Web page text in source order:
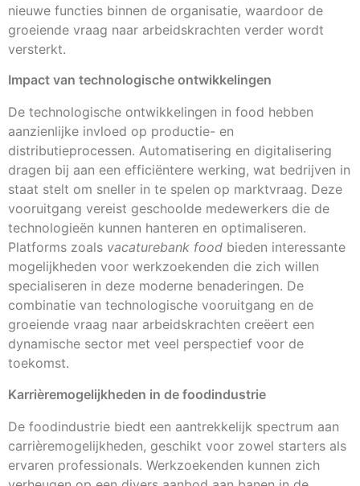
nieuwe functies binnen de organisatie, waardoor de
groeiende vraag naar arbeidskrachten verder wordt
versterkt.
Impact van technologische ontwikkelingen
De technologische ontwikkelingen in food hebben
aanzienlijke invloed op productie- en
distributieprocessen. Automatisering en digitalisering
dragen bij aan een efficiëntere werking, wat bedrijven in
staat stelt om sneller in te spelen op marktvraag. Deze
vooruitgang vereist geschoolde medewerkers die de
technologieën kunnen hanteren en optimaliseren.
Platforms zoals vacaturebank food bieden interessante
mogelijkheden voor werkzoekenden die zich willen
specialiseren in deze moderne benaderingen. De
combinatie van technologische vooruitgang en de
groeiende vraag naar arbeidskrachten creëert een
dynamische sector met veel perspectief voor de
toekomst.
Karrièremogelijkheden in de foodindustrie
De foodindustrie biedt een aantrekkelijk spectrum aan
carrièremogelijkheden, geschikt voor zowel starters als
ervaren professionals. Werkzoekenden kunnen zich